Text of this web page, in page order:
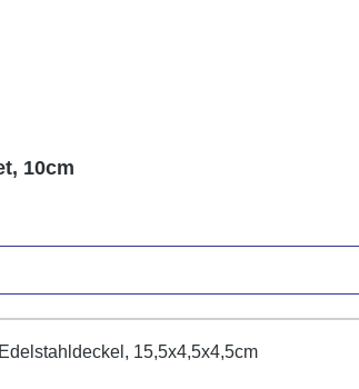
10cm